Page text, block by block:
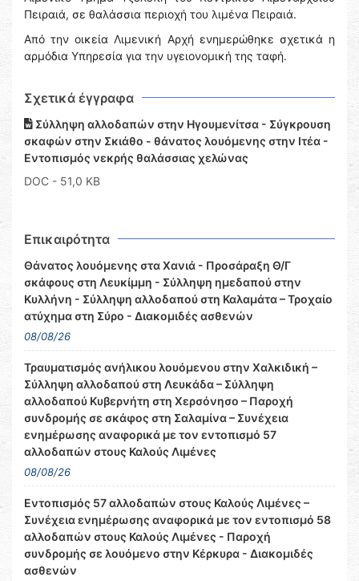
Πειραιά, σε θαλάσσια περιοχή του λιμένα Πειραιά.
Από την οικεία Λιμενική Αρχή ενημερώθηκε σχετικά η
αρμόδια Υπηρεσία για την υγειονομική της ταφή.
Σχετικά έγγραφα
Σύλληψη αλλοδαπών στην Ηγουμενίτσα - Σύγκρουση
σκαφών στην Σκιάθο - θάνατος λουόμενης στην Ιτέα -
Εντοπισμός νεκρής θαλάσσιας χελώνας
DOC - 51,0 KB
Επικαιρότητα
Θάνατος λουόμενης στα Χανιά - Προσάραξη Θ/Γ
σκάφους στη Λευκίμμη - Σύλληψη ημεδαπού στην
Κυλλήνη - Σύλληψη αλλοδαπού στη Καλαμάτα – Τροχαίο
ατύχημα στη Σύρο - Διακομιδές ασθενών
08/08/26
Τραυματισμός ανήλικου λουόμενου στην Χαλκιδική –
Σύλληψη αλλοδαπού στη Λευκάδα – Σύλληψη
αλλοδαπού Κυβερνήτη στη Χερσόνησο – Παροχή
συνδρομής σε σκάφος στη Σαλαμίνα – Συνέχεια
ενημέρωσης αναφορικά με τον εντοπισμό 57
αλλοδαπών στους Καλούς Λιμένες
08/08/26
Εντοπισμός 57 αλλοδαπών στους Καλούς Λιμένες –
Συνέχεια ενημέρωσης αναφορικά με τον εντοπισμό 58
αλλοδαπών στους Καλούς Λιμένες - Παροχή
συνδρομής σε λουόμενο στην Κέρκυρα - Διακομιδές
ασθενών